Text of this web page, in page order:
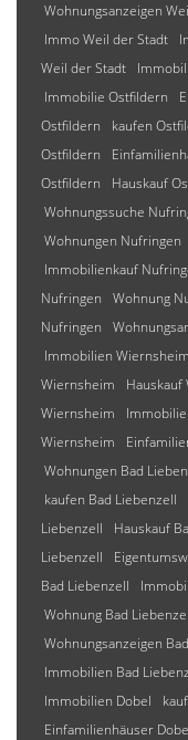
Wohnungsanzeigen
Immo Weil der Stadt
Weil der Stadt
Immobilie Ostfildern
Ostfildern
kaufen
Ostfildern
Ostfildern
Hauskauf
Wohnungssuche
Wohnungen Nufringen
Immobilienkauf
Nufringen
Wohnung
Nufringen
Immobilien Wiernsheim
Wiernsheim
Wiernsheim
Wiernsheim
Wohnungen Bad
kaufen Bad Liebenzell
Liebenzell
Hauskauf
Liebenzell
Bad Liebenzell
Wohnung Bad
Wohnungsanzeigen
Immobilien Bad
Immobilien Dobel
Einfamilienhäuser